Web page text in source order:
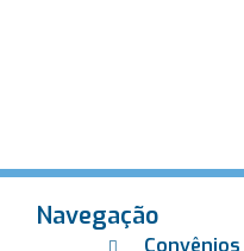
Navegação